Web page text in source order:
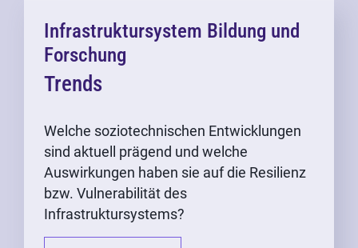
Infrastruktursystem Bildung und
Forschung
Trends
Welche soziotechnischen Entwicklungen
sind aktuell prägend und welche
Auswirkungen haben sie auf die Resilienz
bzw. Vulnerabilität des
Infrastruktursystems?